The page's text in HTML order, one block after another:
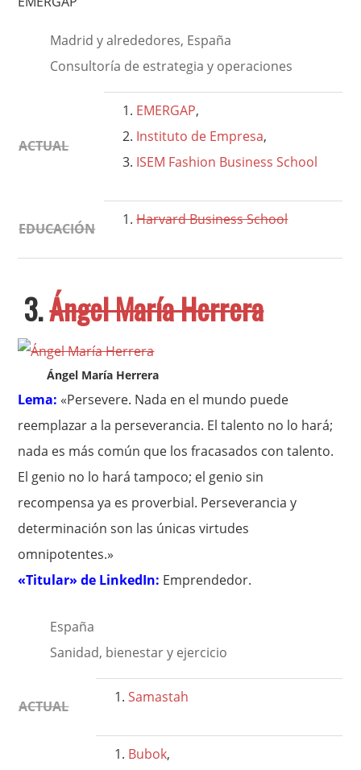
Madrid y alrededores, España
Consultoría de estrategia y operaciones
ACTUAL
EMERGAP,
Instituto de Empresa,
ISEM Fashion Business School
EDUCACIÓN
Harvard Business School
3.Ángel María Herrera
Ángel María Herrera
Lema: «Persevere. Nada en el mundo puede
reemplazar a la perseverancia. El talento no lo hará;
nada es más común que los fracasados con talento.
El genio no lo hará tampoco; el genio sin
recompensa ya es proverbial. Perseverancia y
determinación son las únicas virtudes
omnipotentes.»
«Titular» de LinkedIn: Emprendedor.
España
Sanidad, bienestar y ejercicio
ACTUAL
Samastah
Bubok,